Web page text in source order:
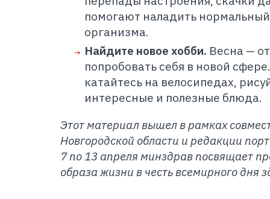
помогают наладить
организма.
Найдите новое хобби. Весна —
попробовать себя в новой
катайтесь на велосипедах,
интересные и полезные блюда.
Этот материал вышел в рамках
Новгородской области и редакции
7 по 13 апреля минздрав посвящает
образа жизни в честь всемирного дня